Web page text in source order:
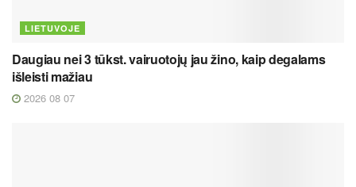
LIETUVOJE
Daugiau nei 3 tūkst. vairuotojų jau žino, kaip degalams
išleisti mažiau
2026 08 07